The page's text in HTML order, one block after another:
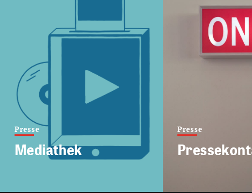
Presse
Mediathek
Presse